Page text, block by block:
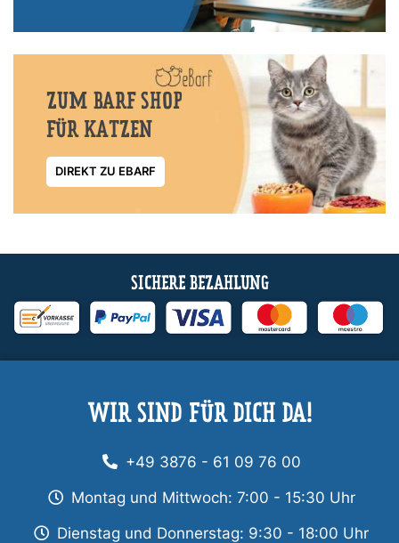
ZUM BARF SHOP
FÜR KATZEN
DIREKT ZU EBARF
SICHERE BEZAHLUNG
WIR SIND FÜR DICH DA!
+49 3876 - 61 09 76 00
Montag und Mittwoch: 7:00 - 15:30 Uhr
Dienstag und Donnerstag: 9:30 - 18:00 Uhr